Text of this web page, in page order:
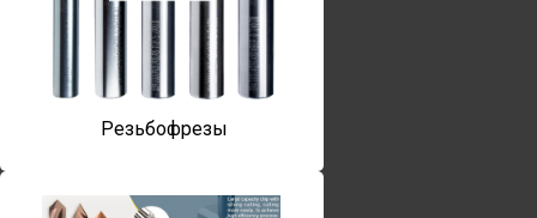
Резьбофрезы